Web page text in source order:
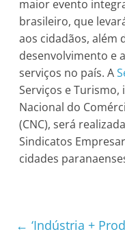
maior evento
brasileiro, que
aos cidadãos, além
desenvolvimento e
serviços no país. A
Serviços e Turismo,
Nacional do
(CNC), será
Sindicatos
cidades
← ‘Indústria +